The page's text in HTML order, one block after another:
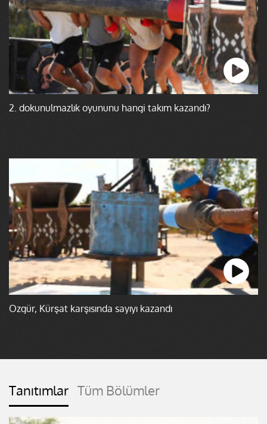
2. dokunulmazlık oyununu hangi takım kazandı?
Özgür, Kürşat karşısında sayıyı kazandı
Tanıtımlar Tüm Bölümler